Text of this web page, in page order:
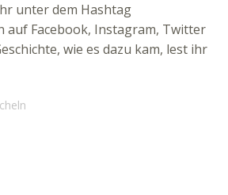
unter dem Hashtag
auf Facebook, Instagram, Twitter
wie es dazu kam, lest ihr